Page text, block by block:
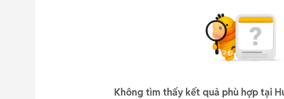
Không tìm thấy kết quả phù hợp tại